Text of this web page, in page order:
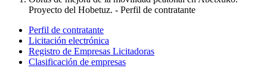
Proyecto del Hobetuz. - Perfil de contratante
Perfil de contratante
Licitación electrónica
Registro de Empresas Licitadoras
Clasificación de empresas